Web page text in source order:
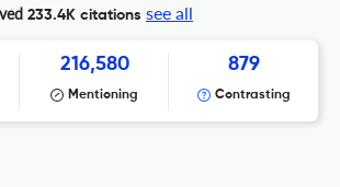
233.4K citations see all
216,580
Mentioning
879
Contrasting